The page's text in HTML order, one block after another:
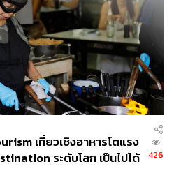
เที่ยวเชิงอาหารโตแรง
ระดับโลก เป็นไปได้
426